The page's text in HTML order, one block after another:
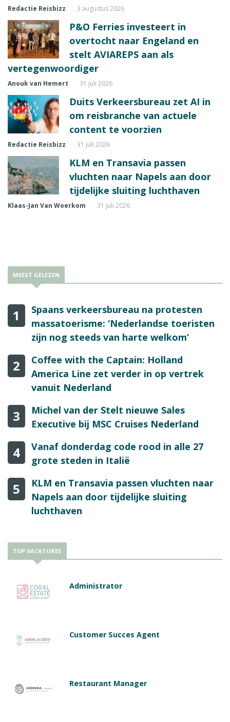
Redactie Reisbizz 3 augustus 2026
P&O Ferries investeert in
overtocht naar Engeland en
stelt AVIAREPS aan als
vertegenwoordiger
Anouk van Hemert 31 juli 2026
Duits Verkeersbureau zet AI in
om reisbranche van actuele
content te voorzien
Redactie Reisbizz 31 juli 2026
KLM en Transavia passen
vluchten naar Napels aan door
tijdelijke sluiting luchthaven
Klaas-Jan Van Woerkom 31 juli 2026
MEEST GELEZEN
1
Spaans verkeersbureau na protesten
massatoerisme: ‘Nederlandse toeristen
zijn nog steeds van harte welkom’
2
Coffee with the Captain: Holland
America Line zet verder in op vertrek
vanuit Nederland
3
Michel van der Stelt nieuwe Sales
Executive bij MSC Cruises Nederland
4
Vanaf donderdag code rood in alle 27
grote steden in Italië
5
KLM en Transavia passen vluchten naar
Napels aan door tijdelijke sluiting
luchthaven
TOP VACATURES
Administrator
Customer Succes Agent
Restaurant Manager